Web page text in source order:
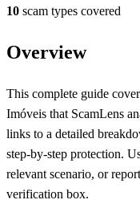
10 scam types covered
Overview
This complete guide
Imóveis that ScamLens
links to a detailed
step-by-step protection.
relevant scenario, or
verification box.